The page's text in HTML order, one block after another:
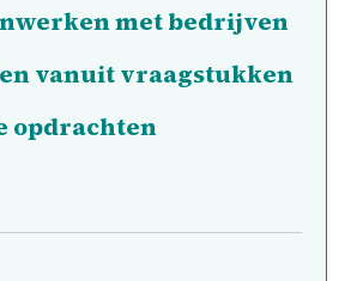
met bedrijven
vanuit vraagstukken
opdrachten